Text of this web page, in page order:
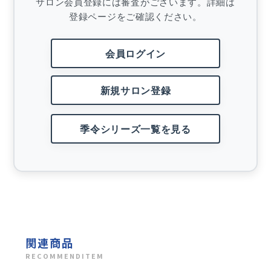
登録ページをご確認ください。
会員ログイン
新規サロン登録
季令シリーズ一覧を見る
関連商品
RECOMMENDITEM